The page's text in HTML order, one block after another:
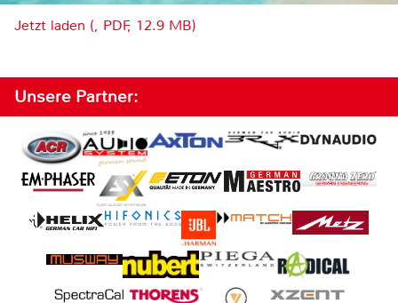
Jetzt laden (, PDF, 12.9 MB)
Unsere Partner: